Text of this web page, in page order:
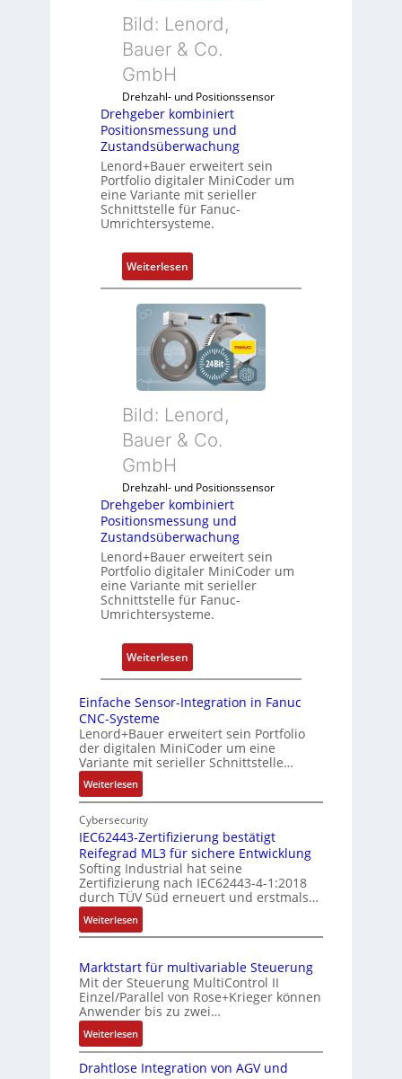
c
h
e
x
i
b
e
l
f
r
d
i
e
A
n
w
e
d
u
g
k
o
n
f
i
g
u
e
e
n
d
u
l
b
r
i
g
e
n
G
u
n
G
a
e
n
R
a
s
p
e
r
y
i
Bild: Lenord,
Bauer & Co.
GmbH
Drehzahl- und Positionssensor
Drehgeber kombiniert
Positionsmessung und
Zustandsüberwachung
Lenord+Bauer erweitert sein
Portfolio digitaler MiniCoder um
eine Variante mit serieller
Schnittstelle für Fanuc-
Umrichtersysteme.
Weiterlesen:
D
r
e
h
g
e
e
m
b
i
i
e
r
t
P
o
s
i
i
o
e
s
s
u
n
n
d
Z
u
t
Bild: Lenord,
Bauer & Co.
GmbH
Drehzahl- und Positionssensor
Drehgeber kombiniert
Positionsmessung und
Zustandsüberwachung
Lenord+Bauer erweitert sein
Portfolio digitaler MiniCoder um
eine Variante mit serieller
Schnittstelle für Fanuc-
Umrichtersysteme.
Weiterlesen:
D
h
g
e
e
k
o
m
b
n
e
r
t
o
s
Einfache Sensor-Integration in Fanuc
CNC-Systeme
Lenord+Bauer erweitert sein Portfolio
der digitalen MiniCoder um eine
Variante mit serieller Schnittstelle…
Weiterlesen:
E
i
n
a
c
h
e
S
n
s
o
r
-
I
n
Cybersecurity
IEC62443-Zertifizierung bestätigt
Reifegrad ML3 für sichere Entwicklung
Softing Industrial hat seine
Zertifizierung nach IEC62443-4-1:2018
durch TÜV Süd erneuert und erstmals…
Weiterlesen:
I
C
6
2
4
4
3
-
Marktstart für multivariable Steuerung
Mit der Steuerung MultiControl II
Einzel/Parallel von Rose+Krieger können
Anwender bis zu zwei…
Weiterlesen:
M
a
Drahtlose Integration von AGV und